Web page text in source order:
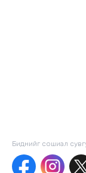
Биднийг сошиал